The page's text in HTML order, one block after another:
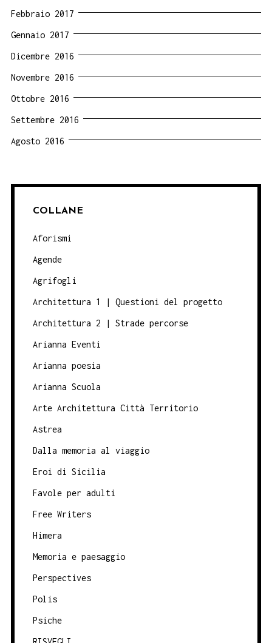
Febbraio 2017
Gennaio 2017
Dicembre 2016
Novembre 2016
Ottobre 2016
Settembre 2016
Agosto 2016
COLLANE
Aforismi
Agende
Agrifogli
Architettura 1 | Questioni del progetto
Architettura 2 | Strade percorse
Arianna Eventi
Arianna poesia
Arianna Scuola
Arte Architettura Città Territorio
Astrea
Dalla memoria al viaggio
Eroi di Sicilia
Favole per adulti
Free Writers
Himera
Memoria e paesaggio
Perspectives
Polis
Psiche